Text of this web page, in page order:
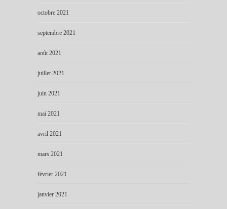
octobre 2021
septembre 2021
août 2021
juillet 2021
juin 2021
mai 2021
avril 2021
mars 2021
février 2021
janvier 2021